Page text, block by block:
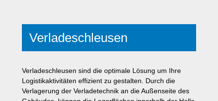
Verladeschleusen
Verladeschleusen sind die optimale Lösung um Ihre
Logistikaktivitäten effizient zu gestalten. Durch die
Verlagerung der Verladetechnik an die Außenseite des